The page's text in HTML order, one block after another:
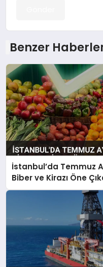
Benzer
İstanbul’da Temmuz
Biber ve Kirazı Öne